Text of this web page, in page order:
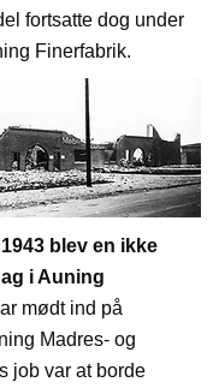
fortsatte dog under
Finerfabrik.
blev en ikke
i Auning
mødt ind på
Madres- og
job var at borde